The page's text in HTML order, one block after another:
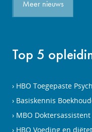
Meer nieuws
Top 5
HBO Toegepaste
Basiskennis
MBO Doktersassistent
HBO Voeding en